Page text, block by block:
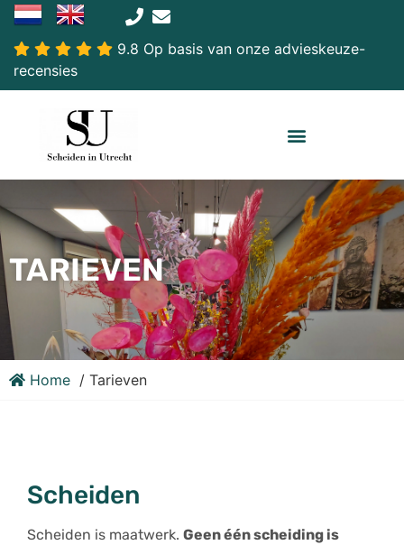
9.8 Op basis van onze advieskeuze-
recensies
TARIEVEN
Home Tarieven
Scheiden
Scheiden is maatwerk. Geen één scheiding is